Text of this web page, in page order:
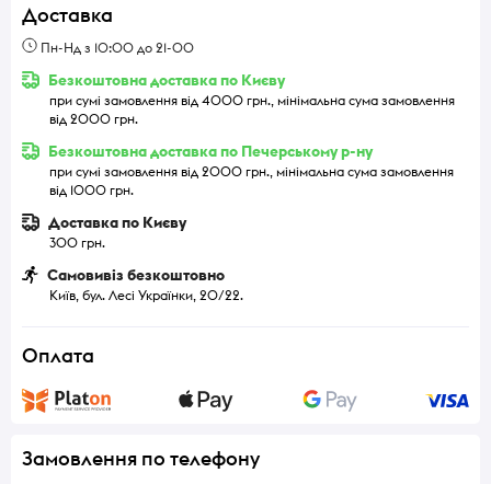
Доставка
Пн-Нд з 10:00 до 21-00
Безкоштовна доставка по Києву
при сумі замовлення від 4000 грн., мінімальна сума замовлення
від 2000 грн.
Безкоштовна доставка по Печерському р-ну
при сумі замовлення від 2000 грн., мінімальна сума замовлення
від 1000 грн.
Доставка по Києву
300 грн.
Самовивіз безкоштовно
Київ, бул. Лесі Українки, 20/22.
Оплата
Замовлення по телефону